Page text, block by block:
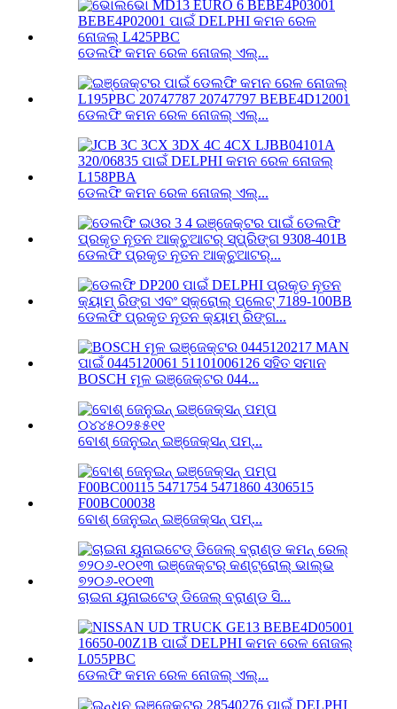
ଡେଲଫି କମନ ରେଳ ନୋଜଲ୍ ଏଲ୍...
ଡେଲଫି କମନ ରେଳ ନୋଜଲ୍ ଏଲ୍...
ଡେଲଫି କମନ ରେଳ ନୋଜଲ୍ ଏଲ୍...
ଡେଲଫି ପ୍ରକୃତ ନୂତନ ଆକ୍ଚୁଆଟର୍...
ଡେଲଫି ପ୍ରକୃତ ନୂତନ କ୍ୟାମ୍ ରିଙ୍ଗ...
BOSCH ମୂଳ ଇଞ୍ଜେକ୍ଟର 044...
ବୋଶ୍ ଜେନୁଇନ୍ ଇଞ୍ଜେକ୍ସନ୍ ପମ୍...
ବୋଶ୍ ଜେନୁଇନ୍ ଇଞ୍ଜେକ୍ସନ୍ ପମ୍...
ଚାଇନା ୟୁନାଇଟେଡ୍ ଡିଜେଲ୍ ବ୍ରାଣ୍ଡ ସି...
ଡେଲଫି କମନ ରେଳ ନୋଜଲ୍ ଏଲ୍...